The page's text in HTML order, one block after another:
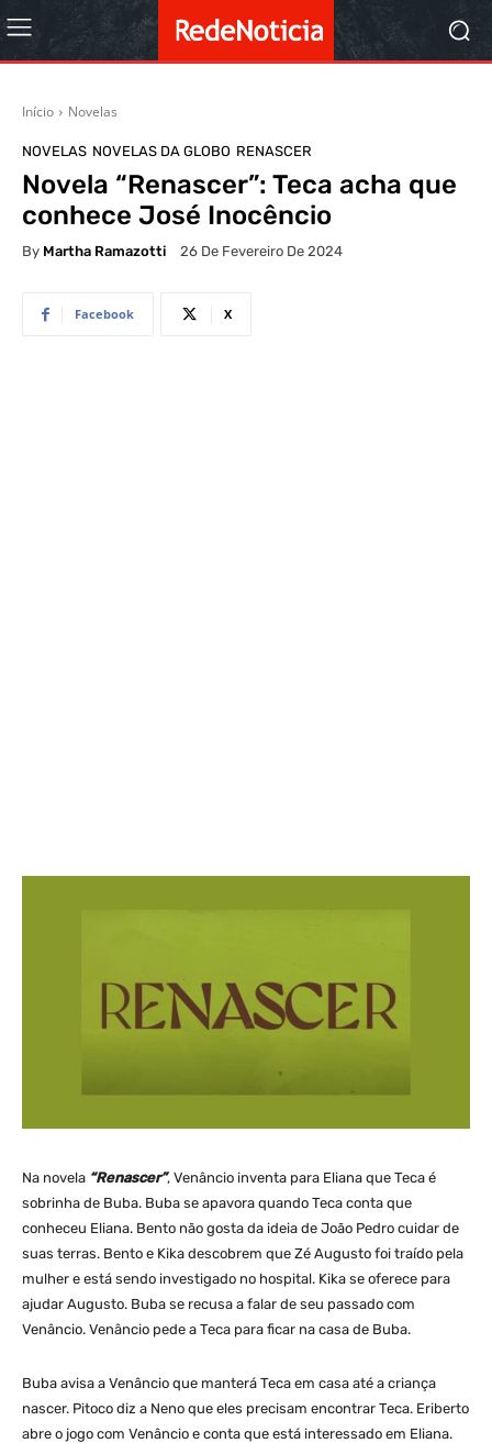
Início Novelas
NOVELAS NOVELAS DA GLOBO RENASCER
Novela “Renascer”: Teca acha que
conhece José Inocêncio
By Martha Ramazotti 26 De Fevereiro De 2024
Facebook X
Na novela “Renascer”, Venâncio inventa para Eliana que Teca é
sobrinha de Buba. Buba se apavora quando Teca conta que
conheceu Eliana. Bento não gosta da ideia de João Pedro cuidar de
suas terras. Bento e Kika descobrem que Zé Augusto foi traído pela
mulher e está sendo investigado no hospital. Kika se oferece para
ajudar Augusto. Buba se recusa a falar de seu passado com
Venâncio. Venâncio pede a Teca para ficar na casa de Buba.
Buba avisa a Venâncio que manterá Teca em casa até a criança
nascer. Pitoco diz a Neno que eles precisam encontrar Teca. Eriberto
abre o jogo com Venâncio e conta que está interessado em Eliana.